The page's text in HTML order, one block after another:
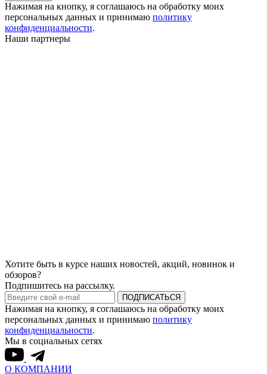
Нажимая на кнопку, я соглашаюсь на обработку моих
персональных данных и принимаю политику
конфиденциальности.
Наши партнеры
Хотите быть в курсе наших новостей, акций, новинок и
обзоров?
Подпишитесь на рассылку.
ПОДПИСАТЬСЯ
Нажимая на кнопку, я соглашаюсь на обработку моих
персональных данных и принимаю политику
конфиденциальности.
Мы в социальных сетях
О КОМПАНИИ